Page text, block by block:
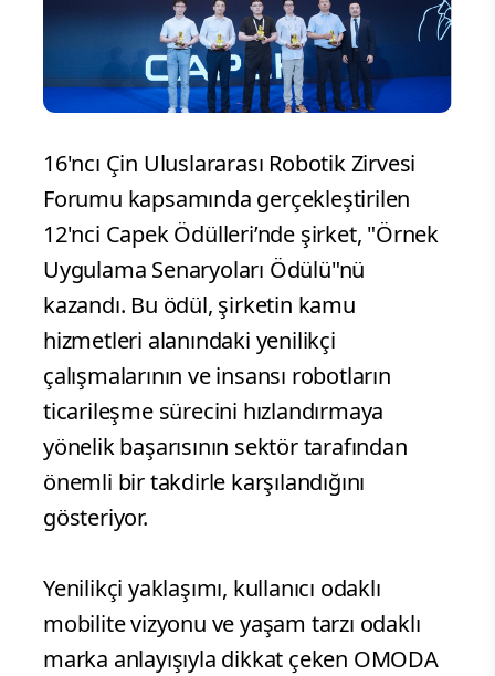
16'ncı Çin Uluslararası Robotik Zirvesi
Forumu kapsamında gerçekleştirilen
12'nci Capek Ödülleri’nde şirket, "Örnek
Uygulama Senaryoları Ödülü"nü
kazandı. Bu ödül, şirketin kamu
hizmetleri alanındaki yenilikçi
çalışmalarının ve insansı robotların
ticarileşme sürecini hızlandırmaya
yönelik başarısının sektör tarafından
önemli bir takdirle karşılandığını
gösteriyor.
Yenilikçi yaklaşımı, kullanıcı odaklı
mobilite vizyonu ve yaşam tarzı odaklı
marka anlayışıyla dikkat çeken OMODA